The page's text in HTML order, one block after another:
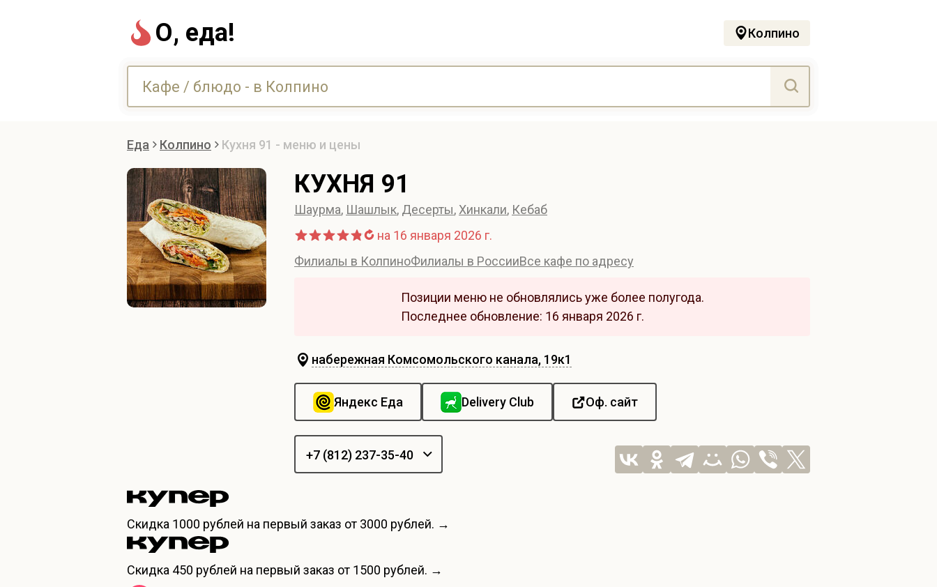
О, еда! Колпино
Еда Колпино Кухня 91 - меню и цены
КУХНЯ 91
Шаурма, Шашлык, Десерты, Хинкали, Кебаб
на 16 января 2026 г.
Филиалы в КолпиноФилиалы в РоссииВсе кафе по адресу
Позиции меню не обновлялись уже более полугода.
Последнее обновление: 16 января 2026 г.
набережная Комсомольского канала, 19к1
Яндекс Еда Delivery Club Оф. сайт
+7 (812) 237-35-40
Скидка 1000 рублей на первый заказ от 3000 рублей. →
Скидка 450 рублей на первый заказ от 1500 рублей. →